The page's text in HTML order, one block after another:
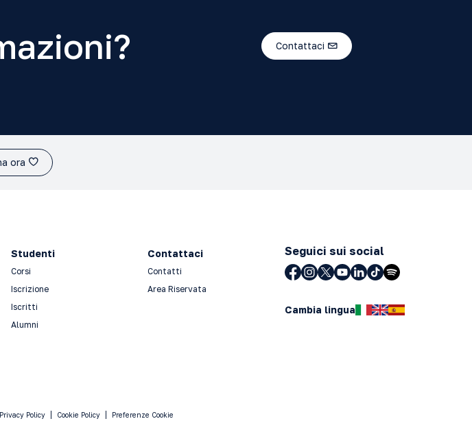
Contattaci
ora
Studenti
Corsi
Iscrizione
Iscritti
Alumni
Contattaci
Contatti
Area Riservata
Seguici sui social
Cambia lingua
Privacy Policy Cookie Policy Preferenze Cookie